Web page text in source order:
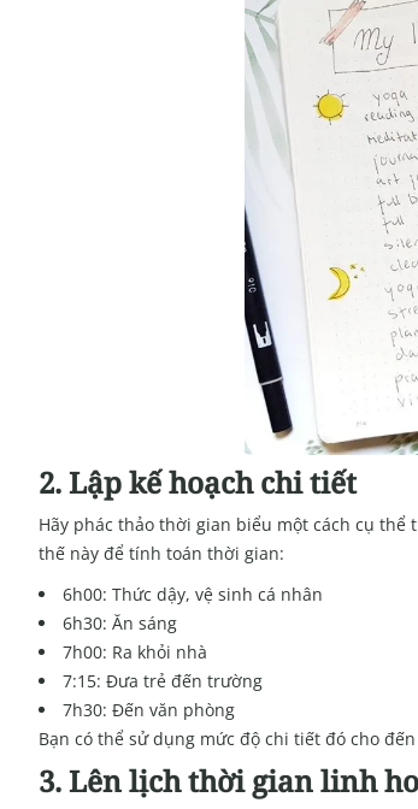
2. Lập kế hoạch chi tiết
Hãy phác thảo thời gian biểu một cách cụ
thế này để tính toán thời gian:
6h00: Thức dậy, vệ sinh cá nhân
6h30: Ăn sáng
7h00: Ra khỏi nhà
7:15: Đưa trẻ đến trường
7h30: Đến văn phòng
Bạn có thể sử dụng mức độ chi tiết đó cho
3. Lên lịch thời gian linh